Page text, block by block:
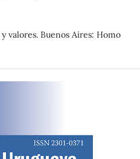
valores. Buenos Aires: Homo